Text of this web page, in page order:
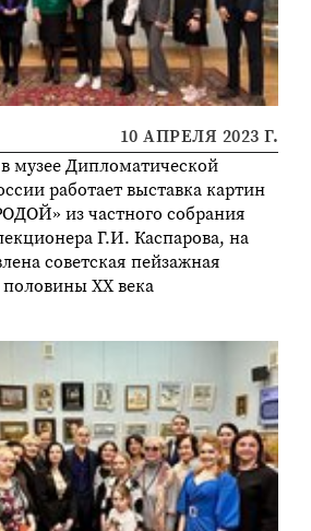
10 АПРЕЛЯ 2023 Г.
музее Дипломатической
работает выставка картин
из частного собрания
Г.И. Каспарова, на
советская пейзажная
ХХ века